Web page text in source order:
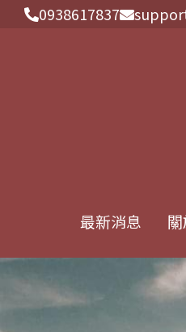
0938617837
最新消息
0938617837
最新消息